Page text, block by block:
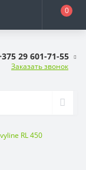
0
29 601-71-55
Заказать звонок
RL 450